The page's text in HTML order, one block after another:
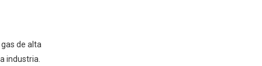
de alta
industria.